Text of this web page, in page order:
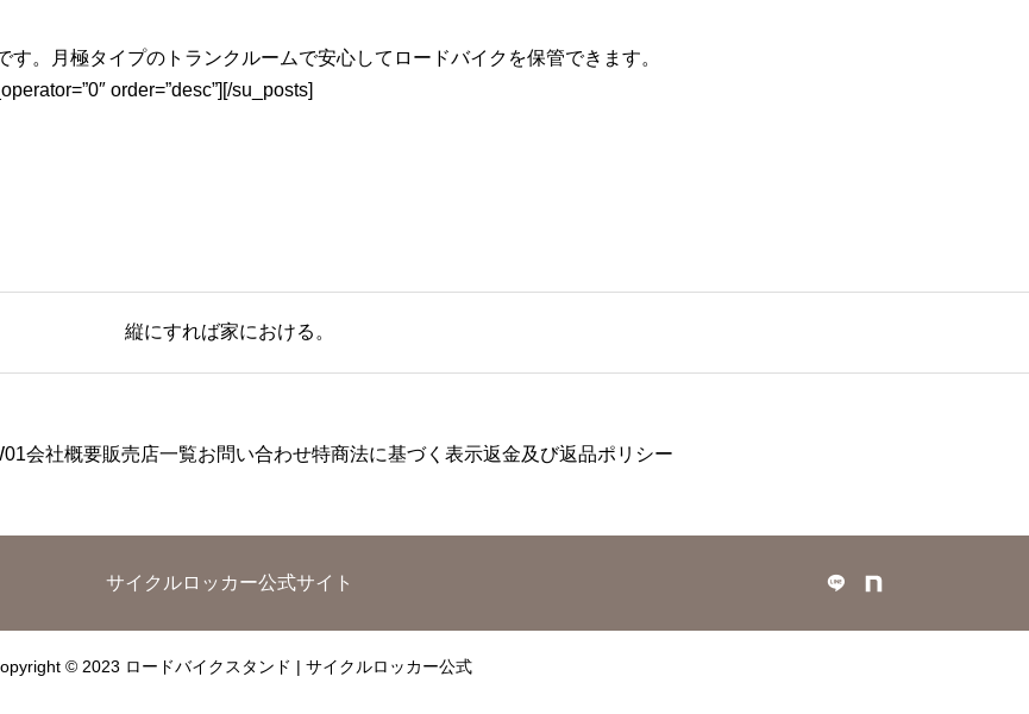
。月極タイプのトランクルームで安心してロードバイクを保管できます。
order=”desc”][/su_posts]
縦にすれば家における。
会社概要販売店一覧お問い合わせ特商法に基づく表示返金及び返品ポリシー
サイクルロッカー公式サイト
© 2023 ロードバイクスタンド | サイクルロッカー公式